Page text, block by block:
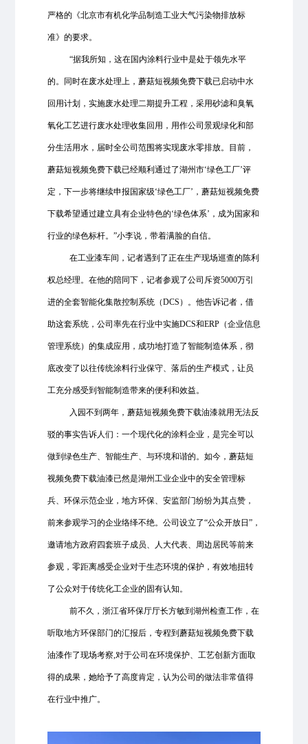
严格的《北京市有机化学品制造工业大气污染物排放标
准》的要求。
“据我所知，这在国内涂料行业中是处于领先水平
的。同时在废水处理上，蘑菇短视频免费下载已启动中水
回用计划，实施废水处理二期提升工程，采用砂滤和臭氧
氧化工艺进行废水处理收集回用，用作公司景观绿化和部
分生活用水，届时全公司范围将实现废水零排放。目前，
蘑菇短视频免费下载已经顺利通过了湖州市‘绿色工厂’评
定，下一步将继续申报国家级‘绿色工厂’，蘑菇短视频免费
下载希望通过建立具有企业特色的‘绿色体系’，成为国家和
行业的绿色标杆。”小李说，带着满脸的自信。
在工业漆车间，记者遇到了正在生产现场巡查的陈利
权总经理。在他的陪同下，记者参观了公司斥资5000万引
进的全套智能化集散控制系统（DCS）。他告诉记者，借
助这套系统，公司率先在行业中实施DCS和ERP（企业信息
管理系统）的集成应用，成功地打造了智能制造体系，彻
底改变了以往传统涂料行业保守、落后的生产模式，让员
工充分感受到智能制造带来的便利和效益。
入园不到两年，蘑菇短视频免费下载油漆就用无法反
驳的事实告诉人们：一个现代化的涂料企业，是完全可以
做到绿色生产、智能生产、与环境和谐的。如今，蘑菇短
视频免费下载油漆已然是湖州工业企业中的安全管理标
兵、环保示范企业，地方环保、安监部门纷纷为其点赞，
前来参观学习的企业络绎不绝。公司设立了“公众开放日”，
邀请地方政府四套班子成员、人大代表、周边居民等前来
参观，零距离感受企业对于生态环境的保护，有效地扭转
了公众对于传统化工企业的固有认知。
前不久，浙江省环保厅厅长方敏到湖州检查工作，在
听取地方环保部门的汇报后，专程到蘑菇短视频免费下载
油漆作了现场考察,对于公司在环境保护、工艺创新方面取
得的成果，她给予了高度肯定，认为公司的做法非常值得
在行业中推广。